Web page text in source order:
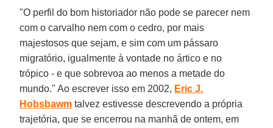
"O perfil do bom historiador não pode se parecer nem
com o carvalho nem com o cedro, por mais
majestosos que sejam, e sim com um pássaro
migratório, igualmente à vontade no ártico e no
trópico - e que sobrevoa ao menos a metade do
mundo." Ao escrever isso em 2002, Eric J.
Hobsbawm talvez estivesse descrevendo a própria
trajetória, que se encerrou na manhã de ontem, em